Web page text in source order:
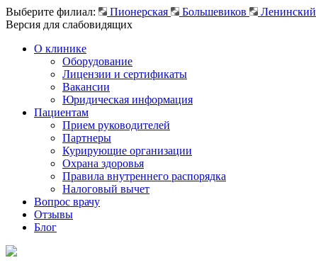
Выберите филиал: Пионерская Большевиков
Ленинский
Версия для слабовидящих
О клинике
Оборудование
Лицензии и сертификаты
Вакансии
Юридическая информация
Пациентам
Прием руководителей
Партнеры
Курирующие организации
Охрана здоровья
Правила внутреннего распорядка
Налоговый вычет
Вопрос врачу
Отзывы
Блог